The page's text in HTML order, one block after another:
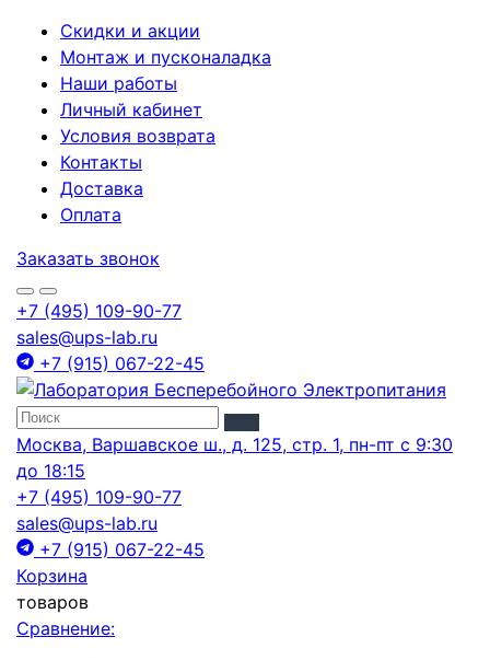
Скидки и акции
Монтаж и пусконаладка
Наши работы
Личный кабинет
Условия возврата
Контакты
Доставка
Оплата
Заказать звонок
+7 (495) 109-90-77
sales@ups-lab.ru
+7 (915) 067-22-45
Москва, Варшавское ш., д. 125, стр. 1, пн-пт с 9:30
до 18:15
+7 (495) 109-90-77
sales@ups-lab.ru
+7 (915) 067-22-45
Корзина
товаров
Сравнение: